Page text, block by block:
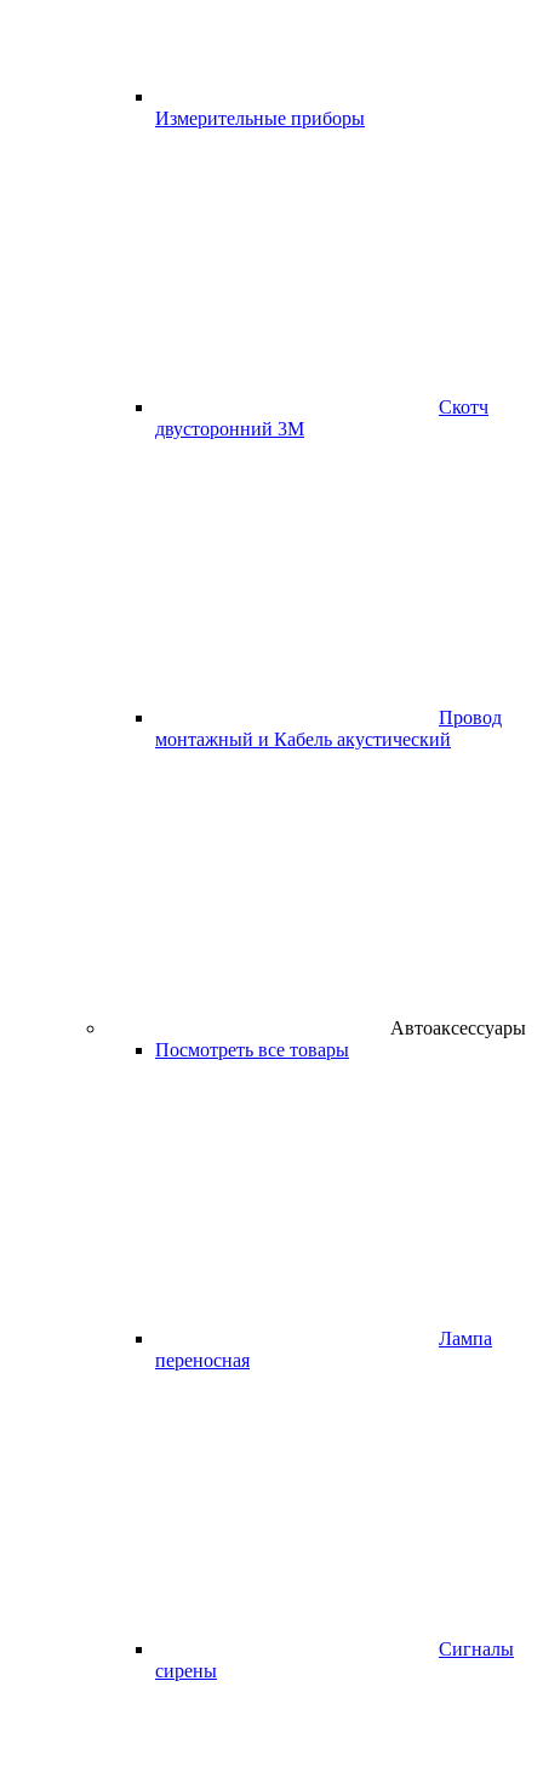
Измерительные приборы
Скотч
двусторонний 3М
Провод
монтажный и Кабель акустический
Автоаксессуары
Посмотреть все товары
Лампа
переносная
Сигналы
сирены